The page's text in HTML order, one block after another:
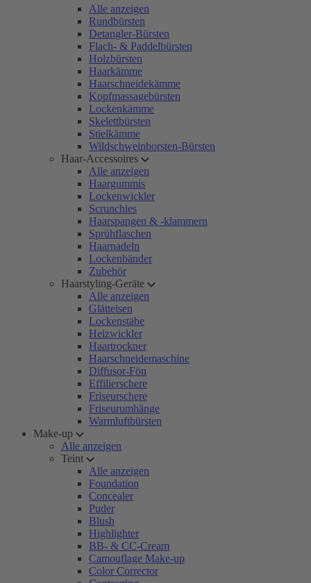
Alle anzeigen
Rundbürsten
Detangler-Bürsten
Flach- & Paddelbürsten
Holzbürsten
Haarkämme
Haarschneidekämme
Kopfmassagebürsten
Lockenkämme
Skelettbürsten
Stielkämme
Wildschweinborsten-Bürsten
Haar-Accessoires
Alle anzeigen
Haargummis
Lockenwickler
Scrunchies
Haarspangen & -klammern
Sprühflaschen
Haarnadeln
Lockenbänder
Zubehör
Haarstyling-Geräte
Alle anzeigen
Glätteisen
Lockenstäbe
Heizwickler
Haartrockner
Haarschneidemaschine
Diffusor-Fön
Effilierschere
Friseurschere
Friseurumhänge
Warmluftbürsten
Make-up
Alle anzeigen
Teint
Alle anzeigen
Foundation
Concealer
Puder
Blush
Highlighter
BB- & CC-Cream
Camouflage Make-up
Color Corrector